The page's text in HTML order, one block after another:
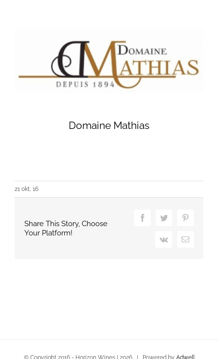
Domaine Mathias
21 okt, 16
Share This Story, Choose
Your Platform!
FacebookTwitterPinterest
Vk Email